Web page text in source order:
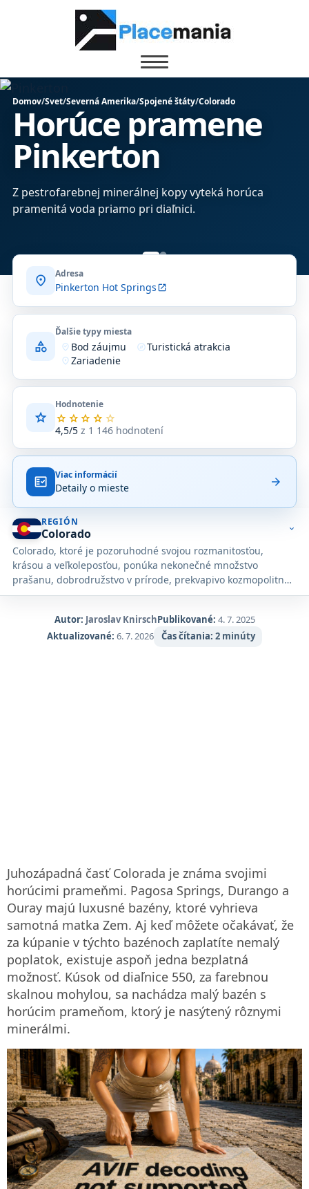
Domov/Svet/Severná Amerika/Spojené štáty/Colorado
Horúce pramene
Pinkerton
Z pestrofarebnej minerálnej kopy vyteká horúca
pramenitá voda priamo pri diaľnici.
location_on Adresa
Pinkerton Hot Springsopen_in_new
category
Ďalšie typy miesta
where_to_vote Bod záujmu exploreTuristická atrakcia
location_onZariadenie
star
Hodnotenie
star star star star star
4,5/5z 1 146 hodnotení
Priemerné
hodnotenie
z
na
základe
1 146
hodnotení
na
Google
Maps.
fact_check Viac informácií
Detaily o mieste arrow_forward
REGIÓN
Colorado
Colorado, ktoré je pozoruhodné svojou rozmanitosťou,
krásou a veľkoleposťou, ponúka nekonečné množstvo
prašanu, dobrodružstvo v prírode, prekvapivo kozmopolitné
umelecké a gastronomické scény a 300 slnečných dní.
expand_more
Autor: Jaroslav KnirschPublikované: 4. 7. 2025
Aktualizované: 6. 7. 2026 Čas čítania: 2 minúty
Juhozápadná časť Colorada je známa svojimi
horúcimi prameňmi. Pagosa Springs, Durango a
Ouray majú luxusné bazény, ktoré vyhrieva
samotná matka Zem. Aj keď môžete očakávať, že
za kúpanie v týchto bazénoch zaplatíte nemalý
poplatok, existuje aspoň jedna bezplatná
možnosť. Kúsok od diaľnice 550, za farebnou
skalnou mohylou, sa nachádza malý bazén s
horúcim prameňom, ktorý je nasýtený rôznymi
minerálmi.